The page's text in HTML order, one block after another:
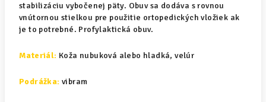
stabilizáciu vybočenej päty. Obuv sa dodáva s rovnou
vnútornou stielkou pre použitie ortopedických vložiek ak
je to potrebné. Profylaktická obuv.
Materiál: Koža nubuková alebo hladká, velúr
Podrážka: vibram